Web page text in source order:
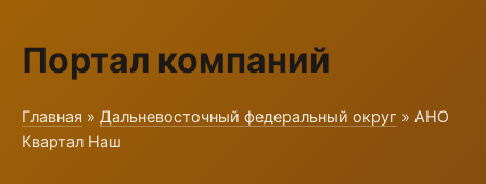
Портал компаний
Главная » Дальневосточный федеральный округ » АНО
Квартал Наш